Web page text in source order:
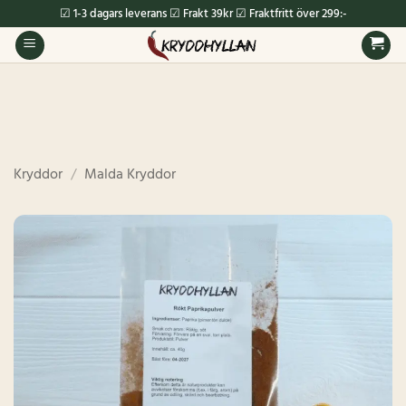
to
content
☑ 1-3 dagars leverans ☑ Frakt 39kr ☑ Fraktfritt över 299:-
Kryddor / Malda Kryddor